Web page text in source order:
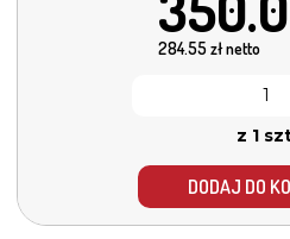
284.55zł netto
z 1
DODAJ DO